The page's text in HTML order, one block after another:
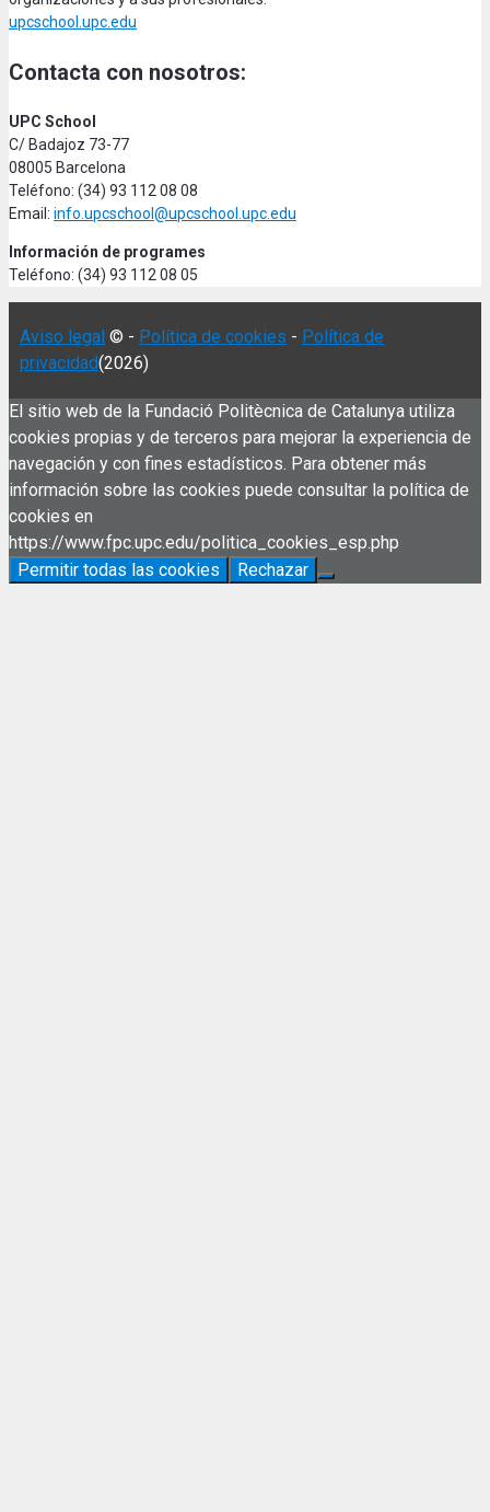
upcschool.upc.edu
Contacta con nosotros:
UPC School
C/ Badajoz 73-77
08005 Barcelona
Teléfono: (34) 93 112 08 08
Email: info.upcschool@upcschool.upc.edu
Información de programes
Teléfono: (34) 93 112 08 05
Aviso legal © - Política de cookies - Política de
privacidad(2026)
El sitio web de la Fundació Politècnica de Catalunya utiliza
cookies propias y de terceros para mejorar la experiencia de
navegación y con fines estadísticos. Para obtener más
información sobre las cookies puede consultar la política de
cookies en
https://www.fpc.upc.edu/politica_cookies_esp.php
Permitir todas las cookies
Rechazar